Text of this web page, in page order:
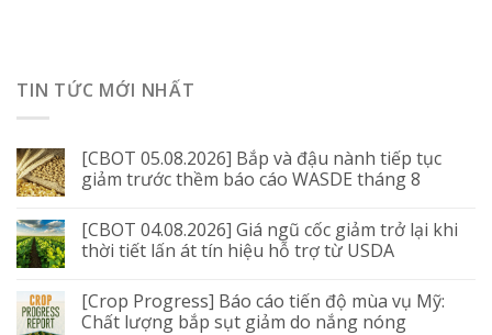
TIN TỨC MỚI NHẤT
[CBOT 05.08.2026] Bắp và đậu nành tiếp tục
giảm trước thềm báo cáo WASDE tháng 8
[CBOT 04.08.2026] Giá ngũ cốc giảm trở lại khi
thời tiết lấn át tín hiệu hỗ trợ từ USDA
[Crop Progress] Báo cáo tiến độ mùa vụ Mỹ:
Chất lượng bắp sụt giảm do nắng nóng